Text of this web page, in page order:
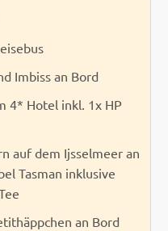
Imbiss an Bord
4* Hotel inkl. 1x HP
auf dem Ijsselmeer an
Tasman inklusive
an Bord